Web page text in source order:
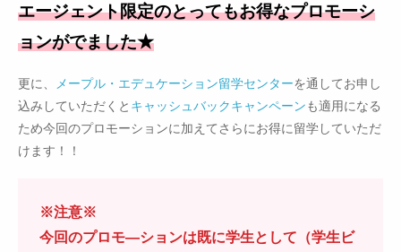
エージェント限定のとってもお得なプロモーシ
ョンがでました★
更に、 メープル・エデュケーション留学センターを通してお申し
込みしていただくと キャッシュバックキャンペーンも適用になる
ため今回のプロモーションに加えてさらにお得に留学していただ
けます！！
※注意※
今回のプロモ―ションは既に学生として（学生ビ